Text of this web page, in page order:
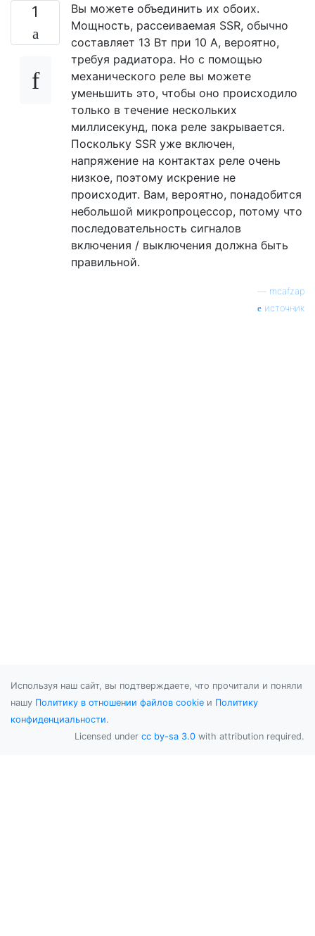
1
Вы можете объединить их обоих.
Мощность, рассеиваемая SSR, обычно
составляет 13 Вт при 10 А, вероятно,
требуя радиатора. Но с помощью
механического реле вы можете
уменьшить это, чтобы оно происходило
только в течение нескольких
миллисекунд, пока реле закрывается.
Поскольку SSR уже включен,
напряжение на контактах реле очень
низкое, поэтому искрение не
происходит. Вам, вероятно, понадобится
небольшой микропроцессор, потому что
последовательность сигналов
включения / выключения должна быть
правильной.
mcafzap
источник
Используя наш сайт, вы подтверждаете, что прочитали и поняли
нашу Политику в отношении файлов cookie и Политику
конфиденциальности.
Licensed under cc by-sa 3.0 with attribution required.